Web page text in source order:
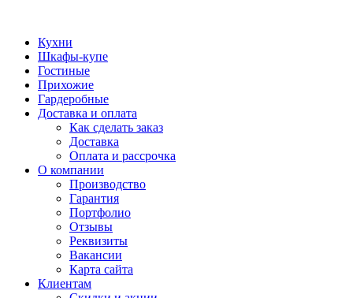
Кухни
Шкафы-купе
Гостиные
Прихожие
Гардеробные
Доставка и оплата
Как сделать заказ
Доставка
Оплата и рассрочка
О компании
Производство
Гарантия
Портфолио
Отзывы
Реквизиты
Вакансии
Карта сайта
Клиентам